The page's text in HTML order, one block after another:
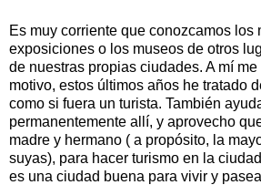
Es muy corriente que conozcamos los
exposiciones o los museos de otros
de nuestras propias ciudades. A mí
motivo, estos últimos años he tratado
como si fuera un turista. También
permanentemente allí, y aprovecho
madre y hermano ( a propósito, la
suyas), para hacer turismo en la
es una ciudad buena para vivir y